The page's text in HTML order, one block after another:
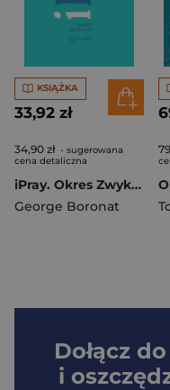
KSIĄŻKA
33,92 zł
34,90 zł - sugerowana
cena detaliczna
iPray. Okres Zwykły IV
George Boronat
Dołącz do
i